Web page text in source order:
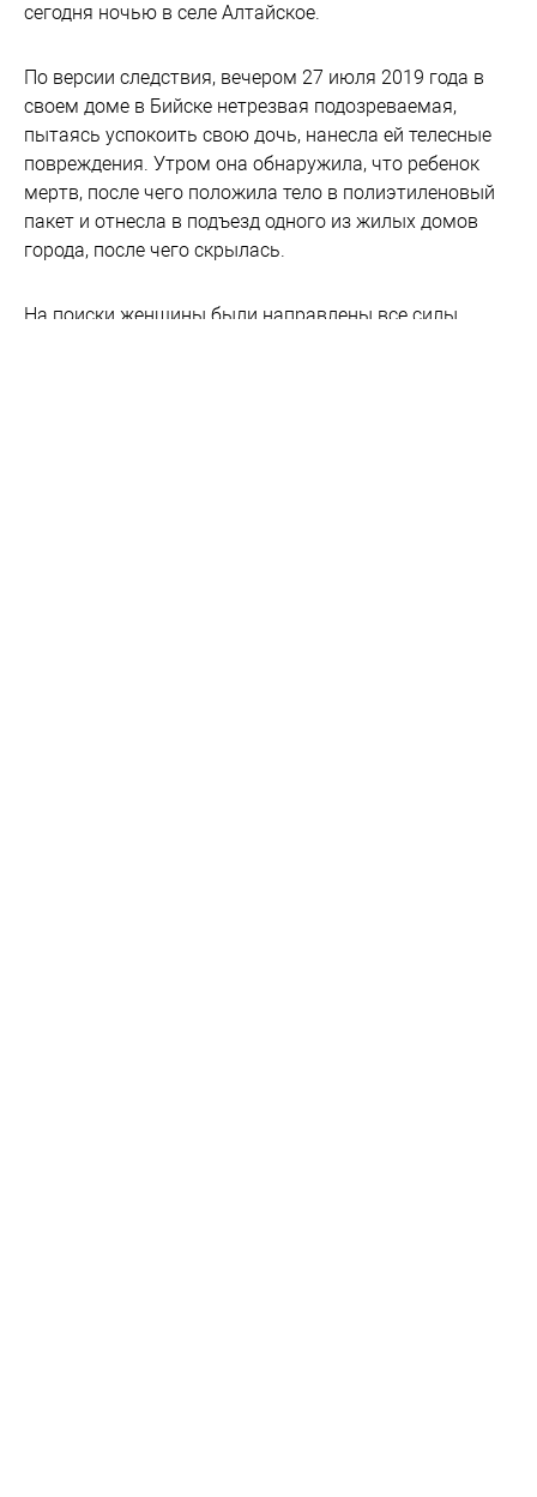
сегодня ночью в селе Алтайское.
По версии следствия, вечером 27 июля 2019 года в
своем доме в Бийске нетрезвая подозреваемая,
пытаясь успокоить свою дочь, нанесла ей телесные
повреждения. Утром она обнаружила, что ребенок
мертв, после чего положила тело в полиэтиленовый
пакет и отнесла в подъезд одного из жилых домов
города, после чего скрылась.
На поиски женщины были направлены все силы